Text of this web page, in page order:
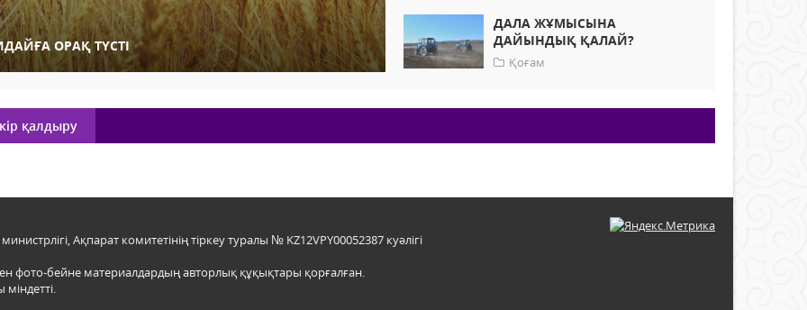
ОРАҚ ТҮСТІ
ДАЛА ЖҰМЫСЫНА
ДАЙЫНДЫҚ ҚАЛАЙ?
Қоғам
қалдыру
Ақпарат комитетінің тіркеу туралы № KZ12VPY00052387 куәлігі
фото-бейне материалдардың авторлық құқықтары қорғалған.